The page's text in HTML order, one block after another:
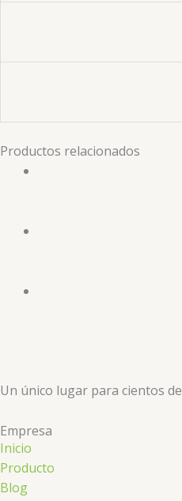
Productos relacionados
Un único lugar para cientos
Empresa
Inicio
Producto
Blog